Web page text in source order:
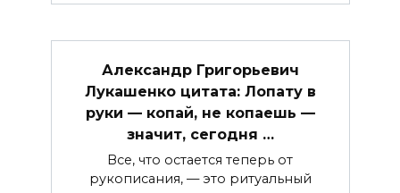
Александр Григорьевич
Лукашенко цитата: Лопату в
руки — копай, не копаешь —
значит, сегодня …
Все, что остается теперь от
рукописания, — это ритуальный